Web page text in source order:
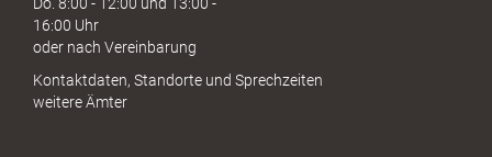
16:00 Uhr
oder nach Vereinbarung
Kontaktdaten, Standorte und Sprechzeiten
weitere Ämter